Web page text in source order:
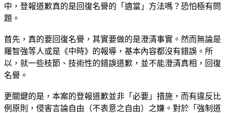
中，登報道歉真的是回復名譽的「適當」方法嗎？恐怕極有問
題。
首先，真的要回復名譽，其實要做的是澄清事實。然而無論是
羅智強等人或是《中時》的報導，基本內容都沒有錯誤。所
以，就一些枝節、技術性的錯誤道歉，並不能澄清真相，回復
名譽。
更關鍵的是，本案的登報道歉並非「必要」措施，而有違反比
例原則，侵害言論自由（不表意之自由）之嫌。對於「強制道